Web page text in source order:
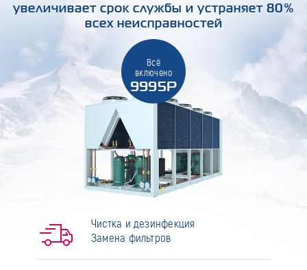
увеличивает срок службы и устраняет 80%
всех неисправностей
Всё
включено
9995Р
Чистка и дезинфекция
Замена фильтров